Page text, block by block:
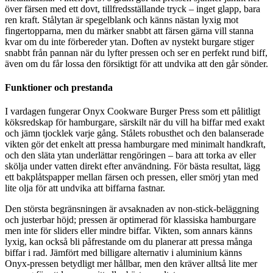
över färsen med ett dovt, tillfredsställande tryck – inget glapp, bara
ren kraft. Stålytan är spegelblank och känns nästan lyxig mot
fingertopparna, men du märker snabbt att färsen gärna vill stanna
kvar om du inte förbereder ytan. Doften av nystekt burgare stiger
snabbt från pannan när du lyfter pressen och ser en perfekt rund biff,
även om du får lossa den försiktigt för att undvika att den går sönder.
Funktioner och prestanda
I vardagen fungerar Onyx Cookware Burger Press som ett pålitligt
köksredskap för hamburgare, särskilt när du vill ha biffar med exakt
och jämn tjocklek varje gång. Stålets robusthet och den balanserade
vikten gör det enkelt att pressa hamburgare med minimalt handkraft,
och den släta ytan underlättar rengöringen – bara att torka av eller
skölja under vatten direkt efter användning. För bästa resultat, lägg
ett bakplåtspapper mellan färsen och pressen, eller smörj ytan med
lite olja för att undvika att biffarna fastnar.
Den största begränsningen är avsaknaden av non-stick-beläggning
och justerbar höjd; pressen är optimerad för klassiska hamburgare
men inte för sliders eller mindre biffar. Vikten, som annars känns
lyxig, kan också bli påfrestande om du planerar att pressa många
biffar i rad. Jämfört med billigare alternativ i aluminium känns
Onyx-pressen betydligt mer hållbar, men den kräver alltså lite mer